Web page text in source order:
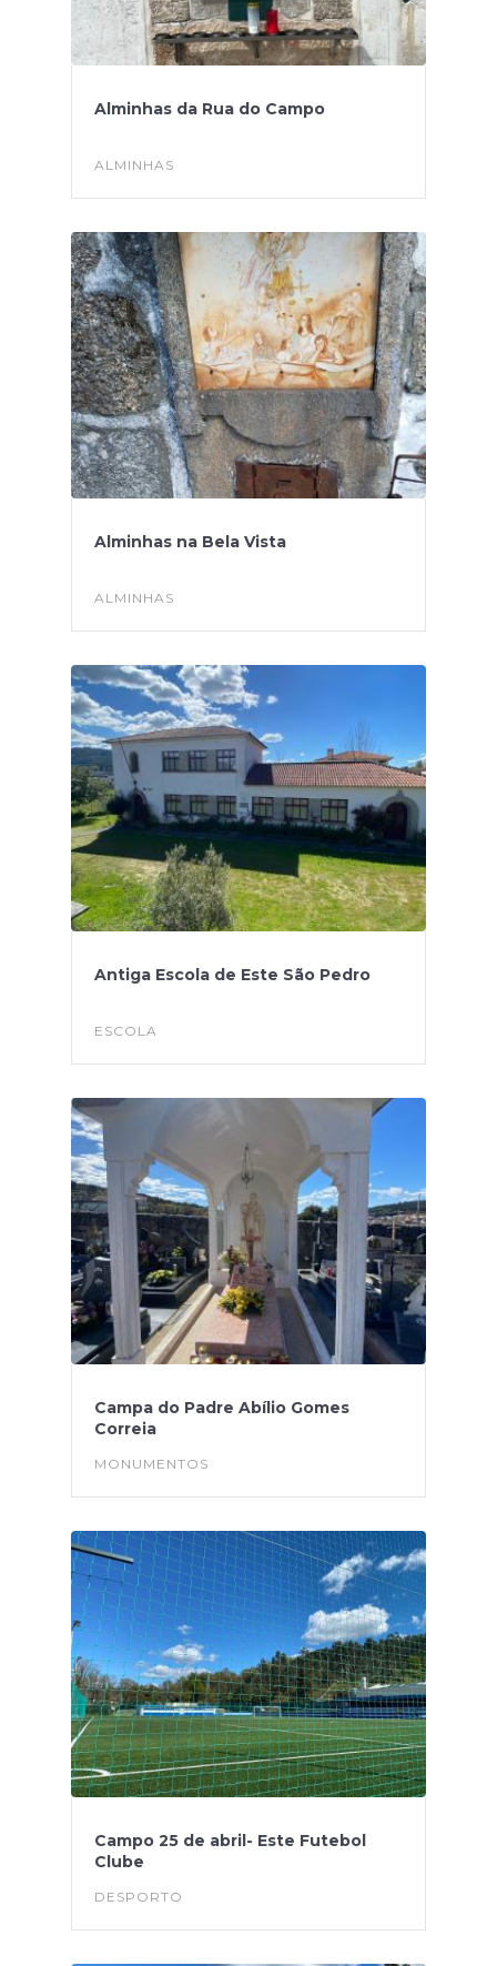
Alminhas da Rua do Campo
ALMINHAS
Alminhas na Bela Vista
ALMINHAS
Antiga Escola de Este São Pedro
ESCOLA
Campa do Padre Abílio Gomes
Correia
MONUMENTOS
Campo 25 de abril- Este Futebol
Clube
DESPORTO